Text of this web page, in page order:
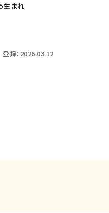
まれ
登録：2026.03.12